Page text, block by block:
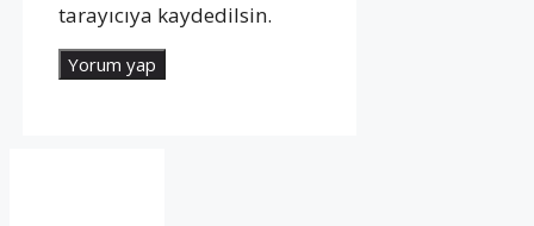
tarayıcıya kaydedilsin.